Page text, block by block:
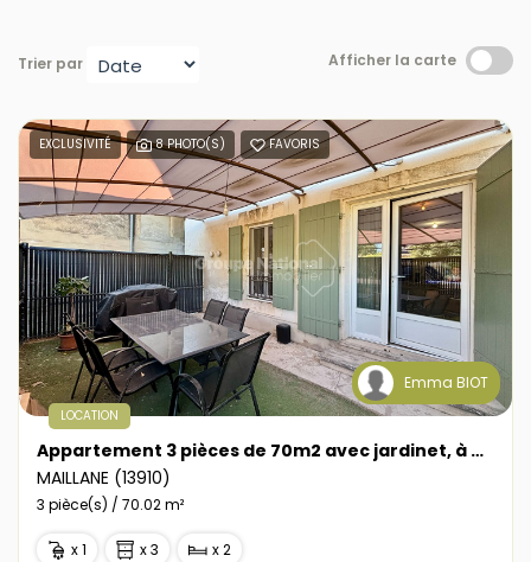
Trier par Afficher la carte
EXCLUSIVITÉ 8 PHOTO(S) FAVORIS
Emma BIOT
LOCATION
Appartement 3 pièces de 70m2 avec jardinet, à Maillane
MAILLANE (13910)
3 pièce(s) / 70.02 m²
x 1 x 3 x 2